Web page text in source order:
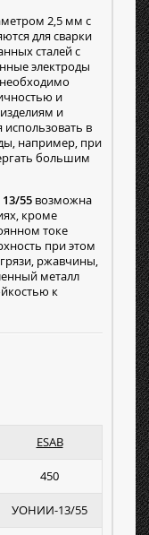
2,5 мм с
для сварки
сталей с
электроды
и
и
в
например, при
большим
55 возможна
кроме
токе
при этом
ржавчины,
металл
к
ESAB
450
УОНИИ-13/55